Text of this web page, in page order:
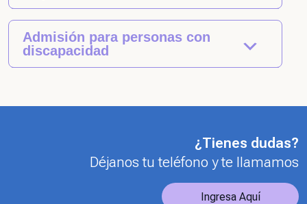
Admisión para personas con
discapacidad
¿Tienes dudas?
Déjanos tu teléfono y te llamamos
Ingresa Aquí